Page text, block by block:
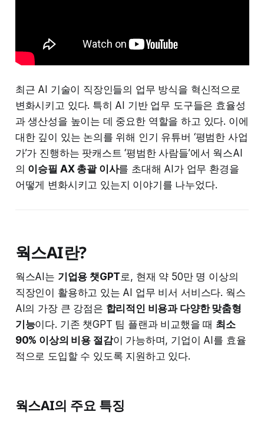
최근 AI 기술이 직장인들의 업무 방식을 혁신적으로
변화시키고 있다. 특히 AI 기반 업무 도구들은 효율성
과 생산성을 높이는 데 중요한 역할을 하고 있다. 이에
대한 깊이 있는 논의를 위해 인기 유튜버 ‘평범한 사업
가’가 진행하는 팟캐스트 ‘평범한 사람들’에서 웍스AI
의 이승필 AX 총괄 이사를 초대해 AI가 업무 환경을
어떻게 변화시키고 있는지 이야기를 나누었다.
웍스AI란?
웍스AI는 기업용 챗GPT로, 현재 약 50만 명 이상의
직장인이 활용하고 있는 AI 업무 비서 서비스다. 웍스
AI의 가장 큰 강점은 합리적인 비용과 다양한 맞춤형
기능이다. 기존 챗GPT 팀 플랜과 비교했을 때 최소
90% 이상의 비용 절감이 가능하며, 기업이 AI를 효율
적으로 도입할 수 있도록 지원하고 있다.
웍스AI의 주요 특징